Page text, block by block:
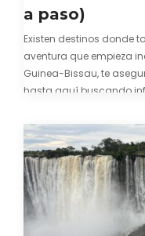
a paso)
Existen destinos donde
aventura que empieza
Guinea-Bissau, te
hasta aquí buscando
hayas encontrado con